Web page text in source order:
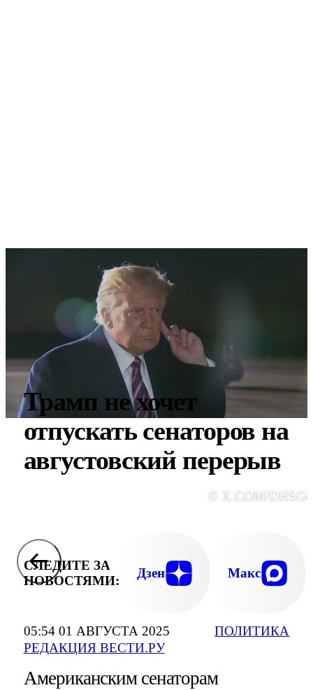
05:54 01 АВГУСТА 2025
РЕДАКЦИЯ ВЕСТИ.РУ
ПОЛИТИКА
Трамп не хочет
отпускать сенаторов на
августовский перерыв
© X.COM/
СЛЕДИТЕ ЗА
НОВОСТЯМИ:
Дзен Макс
Американским сенаторам